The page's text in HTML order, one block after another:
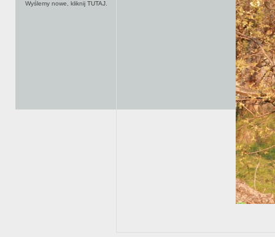
Wyślemy nowe, kliknij TUTAJ.